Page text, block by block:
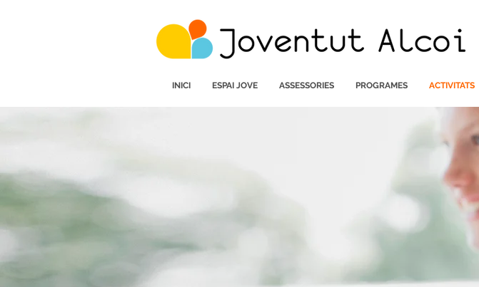
INICI ESPAI JOVE ASSESSORIES PROGRAMES ACTIVITATS